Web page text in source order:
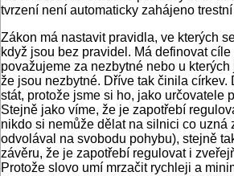
tvrzení není automaticky zahájeno
Zákon má nastavit pravidla, ve kterých
když jsou bez pravidel. Má definovat cíle
považujeme za nezbytné nebo u
že jsou nezbytné. Dříve tak činila církev.
stát, protože jsme si ho, jako určovatele
Stejně jako víme, že je zapotřebí
nikdo si nemůže dělat na silnici co uzná
odvolával na svobodu pohybu), stejně
závěru, že je zapotřebí regulovat i
Protože slovo umí mrzačit rychleji a